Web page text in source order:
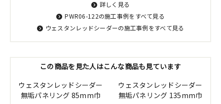
詳しく見る
PWR06-122の施工事例をすべて見る
ウェスタンレッドシーダーの施工事例をすべて見る
この商品を見た人はこんな商品も見ています
ウェスタンレッドシーダー
無垢パネリング 85mm巾
ウェスタンレッドシーダー
無垢パネリング 135mm巾